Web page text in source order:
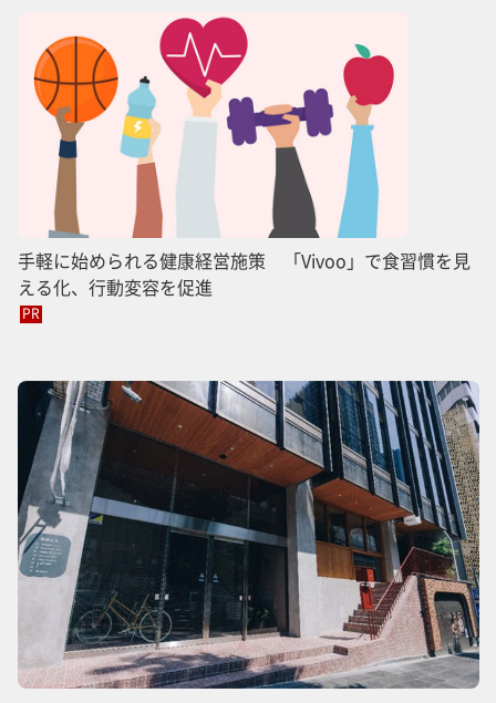
手軽に始められる健康経営施策 「Vivoo」で食習慣を見
える化、行動変容を促進
PR